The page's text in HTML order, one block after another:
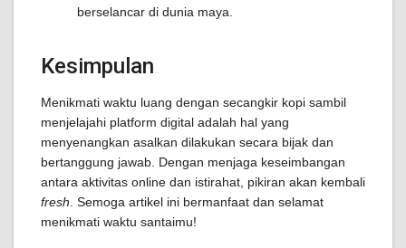
berselancar di dunia maya.
Kesimpulan
Menikmati waktu luang dengan secangkir kopi sambil
menjelajahi platform digital adalah hal yang
menyenangkan asalkan dilakukan secara bijak dan
bertanggung jawab. Dengan menjaga keseimbangan
antara aktivitas online dan istirahat, pikiran akan kembali
fresh . Semoga artikel ini bermanfaat dan selamat
menikmati waktu santaimu!